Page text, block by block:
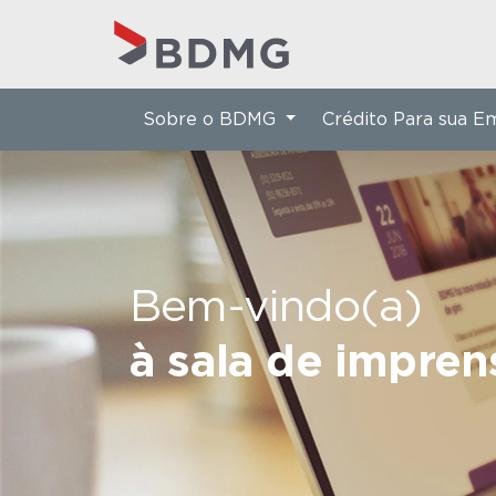
Bem-vindo(a)
à sala de
Sobre o BDMG Crédito Para sua